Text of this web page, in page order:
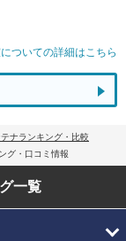
ついての詳細はこちら
ナランキング・比較
グ・口コミ情報
一覧